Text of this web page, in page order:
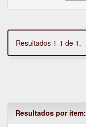
Resultados 1-1 de 1.
Resultados por ítem: